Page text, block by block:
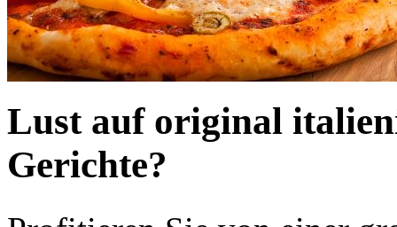
Lust auf original
Gerichte?